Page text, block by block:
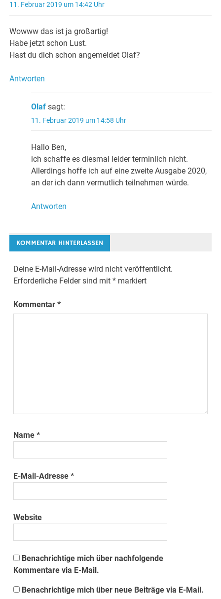
11. Februar 2019 um 14:42 Uhr
Wowww das ist ja großartig!
Habe jetzt schon Lust.
Hast du dich schon angemeldet Olaf?
Antworten
Olaf sagt:
11. Februar 2019 um 14:58 Uhr
Hallo Ben,
ich schaffe es diesmal leider terminlich nicht.
Allerdings hoffe ich auf eine zweite Ausgabe 2020,
an der ich dann vermutlich teilnehmen würde.
Antworten
KOMMENTAR HINTERLASSEN
Deine E-Mail-Adresse wird nicht veröffentlicht.
Erforderliche Felder sind mit* markiert
Kommentar*
Name*
E-Mail-Adresse*
Website
Benachrichtige mich über nachfolgende
Kommentare via E-Mail.
Benachrichtige mich über neue Beiträge via E-Mail.